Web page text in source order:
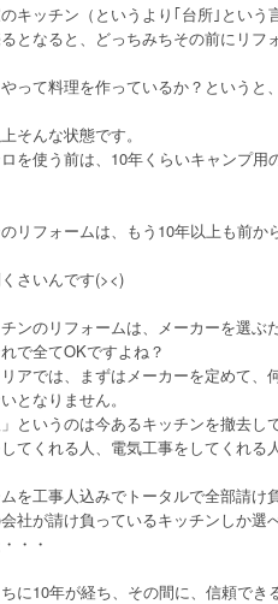
キッチン（というより｢台所｣とい
となると、どっちみちその前にリフ
って料理を作っているか？という
そんな状態です。
を使う前は、10年くらいキャンプ用
リフォームは、もう10年以上も前
さいんです(><)
ンのリフォームは、メーカーを選
で全てOKですよね？
アでは、まずはメーカーを定めて
となりません。
」というのは今あるキッチンを撤去
てくれる人、電気工事をしてくれ
を工事人込みでトータルで全部請
社が請け負っているキッチンしか
・・
に10年が経ち、その間に、信頼で